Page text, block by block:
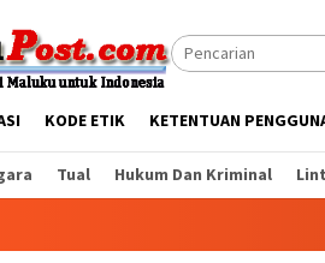
KODE ETIK KETENTUAN
Tual Hukum Dan Kriminal